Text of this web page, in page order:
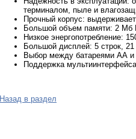
терминалом, пыле и
Прочный корпус:
Большой объем памяти: 2 Мб
Низкое энергопотребление:
Большой дисплей: 5 строк,
Выбор между батареями АА и
Поддержка
Назад в раздел